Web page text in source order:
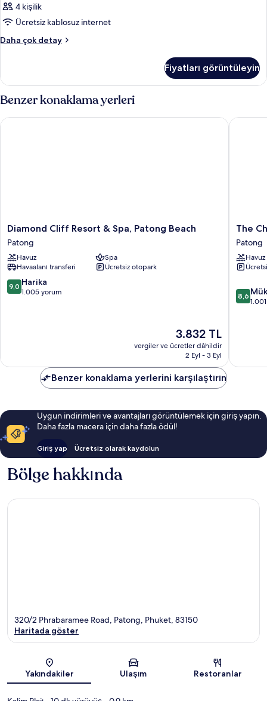
4 kişilik
Ücretsiz kablosuz internet
Daha çok detay
Oda
detay
Fiyatları görüntüleyin
Benzer konaklama yerleri
Diamond
Cliff
Resort
&
Spa,
Patong
Beach
Diamond Cliff Resort & Spa, Patong Beach
Patong
Havuz
Spa
Havaalanı transferi
Ücretsiz otopark
10
üzerinden
9,0 Harika
1.005 yorum
Güncel
fiyat:
3.832 TL
3.832 TL
vergiler ve ücretler dâhildir
2 Eyl - 3 Eyl
Diamond Cliff Resort & Spa, Patong Beach
The
Charm
Resort
Phuket
Patong
The
Patong
Havuz
10
8,6
The
Benzer konaklama yerlerini karşılaştırın
Uygun indirimleri ve avantajları görüntülemek için giriş yapın.
Daha fazla macera için daha fazla ödül!
Giriş yap Ücretsiz olarak kaydolun
Bölge hakkında
Harita
320/2 Phrabaramee Road, Patong, Phuket, 83150
Haritada göster
Yakındakiler Ulaşım Restoranlar